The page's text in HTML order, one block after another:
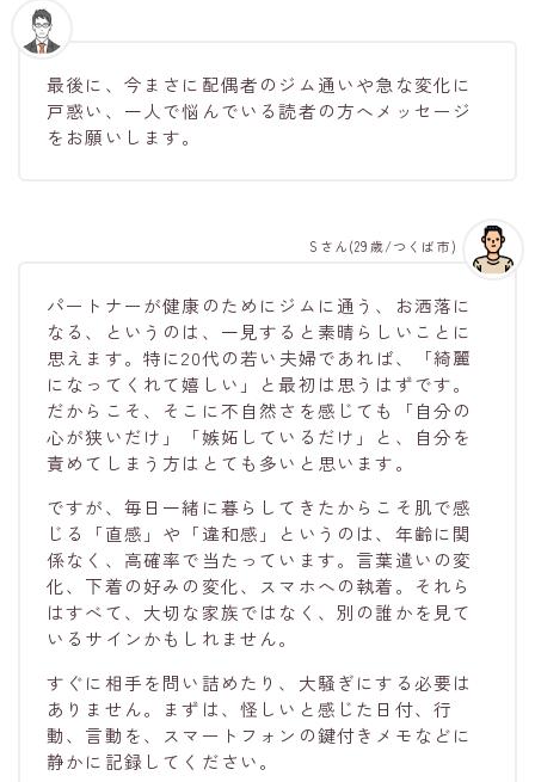
最後に、今まさに配偶者のジム通いや急な変化に
戸惑い、一人で悩んでいる読者の方へメッセージ
をお願いします。
パートナーが健康のためにジムに通う、お洒落に
なる、というのは、一見すると素晴らしいことに
思えます。特に20代の若い夫婦であれば、「綺麗
になってくれて嬉しい」と最初は思うはずです。
だからこそ、そこに不自然さを感じても「自分の
心が狭いだけ」「嫉妬しているだけ」と、自分を
責めてしまう方はとても多いと思います。
ですが、毎日一緒に暮らしてきたからこそ肌で感
じる「直感」や「違和感」というのは、年齢に関
係なく、高確率で当たっています。言葉遣いの変
化、下着の好みの変化、スマホへの執着。それら
はすべて、大切な家族ではなく、別の誰かを見て
いるサインかもしれません。
すぐに相手を問い詰めたり、大騒ぎにする必要は
ありません。まずは、怪しいと感じた日付、行
動、言動を、スマートフォンの鍵付きメモなどに
静かに記録してください。
Sさん(29歳/つくば市)